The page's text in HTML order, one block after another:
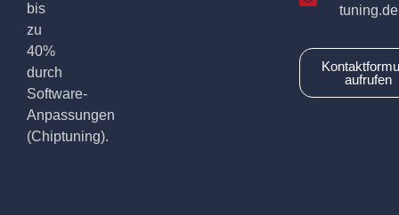
bis
zu
40%
durch
Software-
Anpassungen
(Chiptuning).
tuning.de
aufrufen